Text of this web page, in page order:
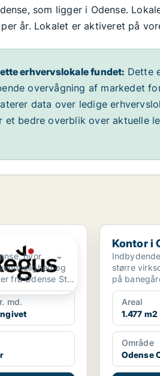
som ligger i Odense.
år. Lokalet er aktiveret på
erhvervslokale fundet: Dette
overvågning af markedet
data over ledige
bedre overblik over aktuelle
hvor
og
fra Odense St.
md.
Kontor i
Kontor i
Indbydende
større
på
Areal
1.477 m2
Område
Odense